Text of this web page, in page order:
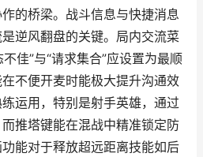
的桥梁。战斗信息与快捷消息
逆风翻盘的关键。局内交流菜
佳”与“请求集合”应设置为最顺
不便开麦时能极大提升沟通效
运用，特别是射手英雄，通过
推塔键能在混战中精准锁定防
能对于释放超远距离技能如后